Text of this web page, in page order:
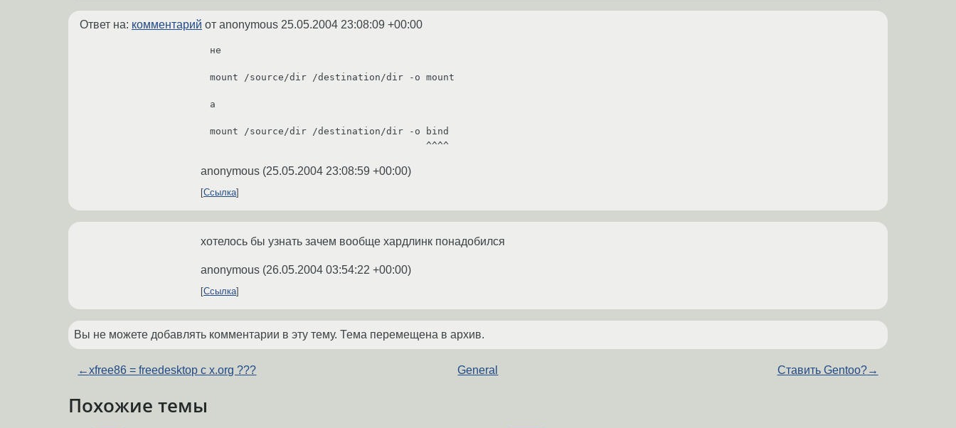
Ответ на: комментарий от anonymous 25.05.2004 23:08:09 +00:00
не
mount /source/dir /destination/dir -o mount
а
mount /source/dir /destination/dir -o bind
                                      ^^^^
anonymous (25.05.2004 23:08:59 +00:00)
Ссылка
хотелось бы узнать зачем вообще хардлинк понадобился
anonymous (26.05.2004 03:54:22 +00:00)
Ссылка
Вы не можете добавлять комментарии в эту тему. Тема перемещена в архив.
←xfree86 = freedesktop c x.org ??? General Ставить Gentoo?→
Похожие темы